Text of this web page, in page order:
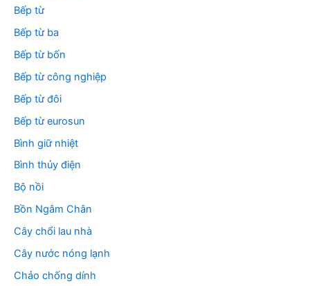
Bếp từ
Bếp từ ba
Bếp từ bốn
Bếp từ công nghiệp
Bếp từ đôi
Bếp từ eurosun
Bình giữ nhiệt
Bình thủy điện
Bộ nồi
Bồn Ngâm Chân
Cây chổi lau nhà
Cây nước nóng lạnh
Chảo chống dính